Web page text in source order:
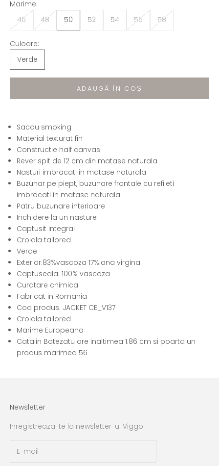
Marime:
46
48 50 52 54 56 58
Culoare:
Verde
ADAUGĂ ÎN COȘ
Sacou smoking
Material texturat fin
Constructie half canvas
Rever spit de 12 cm din matase naturala
Nasturi imbracati in matase naturala
Buzunar pe piept, buzunare frontale cu refileti
imbracati in matase naturala
Patru buzunare interioare
Inchidere la un nasture
Captusit integral
Croiala tailored
Verde
Exterior:83%vascoza 17%lana virgina
Captuseala: 100% vascoza
Curatare chimica
Fabricat in Romania
Cod produs: JACKET CE_V137
Croiala tailored
Marime Europeana
Catalin Botezatu are inaltimea 1.86 cm si poarta un
produs marimea 56
Newsletter
Inregistreaza-te la newsletter-ul Viggo